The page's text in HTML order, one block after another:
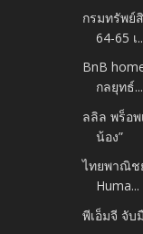
กรมทรัพย์
64-65 เ
BnB
กลยุทธ์...
ลลิล พร็อพ
น้อง”
ไทยพาณิช
Huma...
พีเอ็มจี จับ